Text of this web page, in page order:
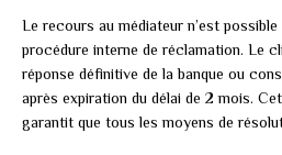
Le recours au médiateur n’est possible
procédure interne de réclamation. Le
réponse définitive de la banque ou
après expiration du délai de 2 mois.
garantit que tous les moyens de